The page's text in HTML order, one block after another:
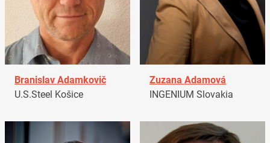
Branislav Adamkovič
U.S.Steel Košice
Zuzana Adamová
INGENIUM Slovakia